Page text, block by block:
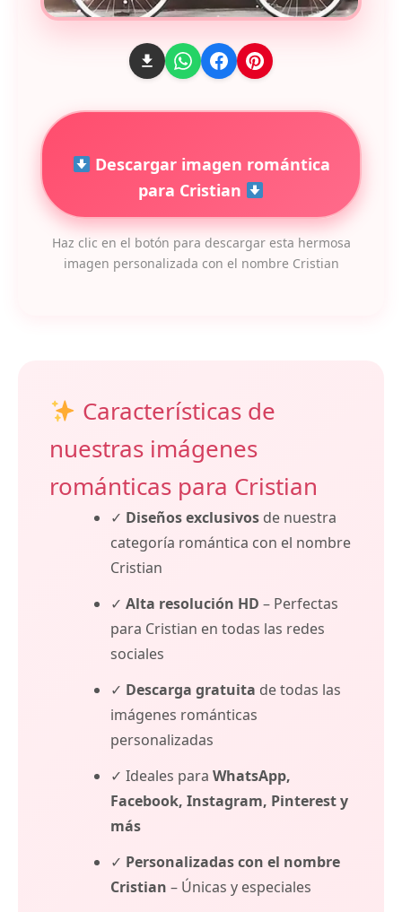
Descargar imagen romántica
para Cristian
Haz clic en el botón para descargar esta hermosa
imagen personalizada con el nombre Cristian
Características de
nuestras imágenes
románticas para Cristian
✓ Diseños exclusivos de nuestra
categoría romántica con el nombre
Cristian
✓ Alta resolución HD – Perfectas
para Cristian en todas las redes
sociales
✓ Descarga gratuita de todas las
imágenes románticas
personalizadas
✓ Ideales para WhatsApp,
Facebook, Instagram, Pinterest y
más
✓ Personalizadas con el nombre
Cristian – Únicas y especiales